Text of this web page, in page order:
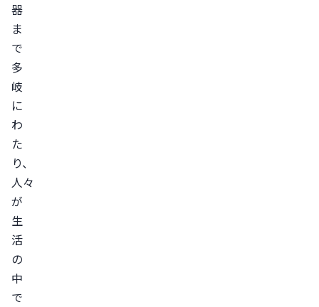
器
ま
で
多
岐
に
わ
た
り、
人々
が
生
活
の
中
で